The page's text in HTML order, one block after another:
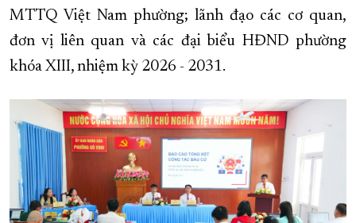
ĐẠI HỘI ĐẢNG CÁC CẤP TRANG CHỦ VỀ BÁO KHÁNH HÒA
MTTQ Việt Nam phường; lãnh đạo các cơ quan,
đơn vị liên quan và các đại biểu HĐND phường
khóa XIII, nhiệm kỳ 2026 - 2031.